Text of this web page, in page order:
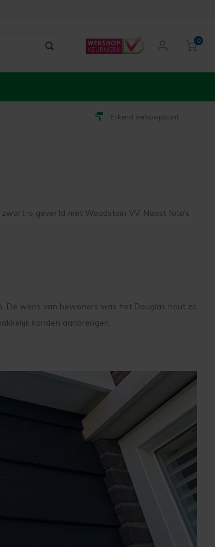
0
Erkend verkooppunt
is geverfd met Woodstain VV. Naast foto’s
De wens van bewoners was het Douglas hout zo
konden aanbrengen.